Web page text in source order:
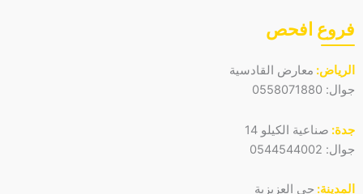
فروع افحص
الرياض: معارض القادسية
جوال: 0558071880
جدة: صناعية الكيلو 14
جوال: 0544544002
المدينة: حي العزيزية